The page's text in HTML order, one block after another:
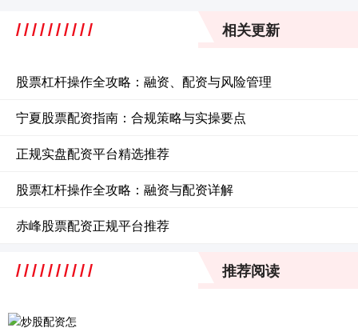
相关更新
股票杠杆操作全攻略：融资、配资与风险管理
宁夏股票配资指南：合规策略与实操要点
正规实盘配资平台精选推荐
股票杠杆操作全攻略：融资与配资详解
赤峰股票配资正规平台推荐
推荐阅读